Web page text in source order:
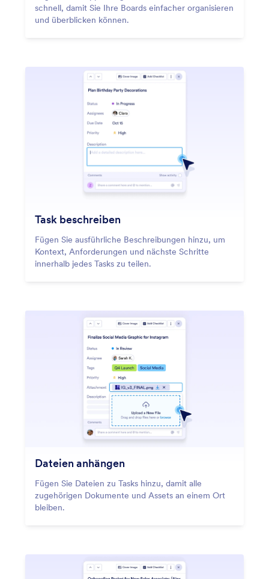
schnell, damit Sie Ihre Boards einfacher organisieren
und überblicken können.
Task beschreiben
Fügen Sie ausführliche Beschreibungen hinzu, um
Kontext, Anforderungen und nächste Schritte
innerhalb jedes Tasks zu teilen.
Dateien anhängen
Fügen Sie Dateien zu Tasks hinzu, damit alle
zugehörigen Dokumente und Assets an einem Ort
bleiben.